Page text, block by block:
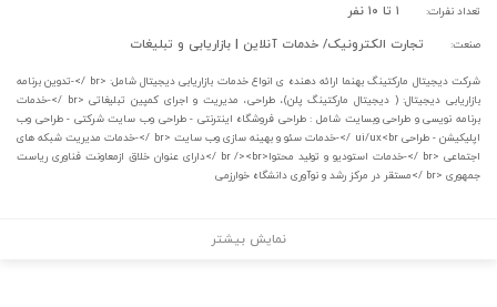
تعداد نفرات: ۱ تا ۱۰ نفر
صنعت: تجارت الکترونیک/ خدمات آنلاین | بازاریابی و تبلیغات
شرکت دیجیتال مارکتینگ بهنما ارائه دهنده ی انواع خدمات بازاریابی دیجیتال شامل: <br />-تدوین برنامه
بازاریابی دیجیتال: ( دیجیتال مارکتینگ پلن)، طراحی، مدیریت و اجرای کمپین تبلیغاتی <br />-خدمات
برنامه نویسی و طراحی وبسایت شامل : طراحی فروشگاه اینترنتی - طراحی وب سایت شرکتی - طراحی وب
اپلیکیشن - طراحی ui/ux<br />-خدمات سئو و بهینه سازی وب سایت <br />-خدمات مدیریت شبکه های
اجتماعی <br />-خدمات استودیو و تولید محتوا<br /><br />دارای عنوان خلاق ازمعاونت فناوری ریاست
جمهوری <br />مستقر در مرکز رشد و نوآوری دانشگاه خوارزمی
نمایش بیشتر